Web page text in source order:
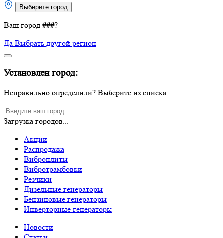
Выберите город
Ваш город ###?
Да Выбрать другой регион
Установлен город:
Неправильно определили? Выберите из списка:
Загрузка городов...
Акции
Распродажа
Виброплиты
Вибротрамбовки
Резчики
Дизельные генераторы
Бензиновые генераторы
Инверторные генераторы
Новости